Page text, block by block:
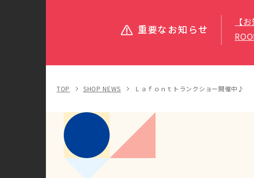
重要なお知らせ
【
TOP SHOP NEWS Ｌａｆｏｎｔトランクショー開催中♪